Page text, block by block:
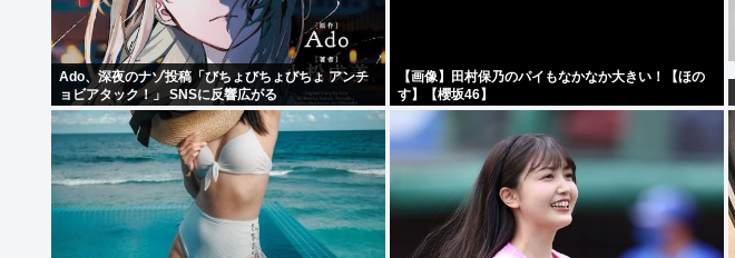
Ado、深夜のナゾ投稿「びちょびちょびちょ アンチ
ョビアタック！」 SNSに反響広がる
【画像】田村保乃のパイもなかなか大きい！【ほの
す】【櫻坂46】